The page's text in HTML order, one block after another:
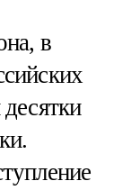
в